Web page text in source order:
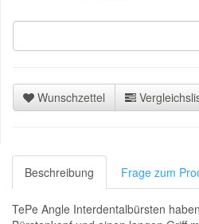
Wunschzettel
Beschreibung Frage zum
TePe Angle Interdentalbürsten